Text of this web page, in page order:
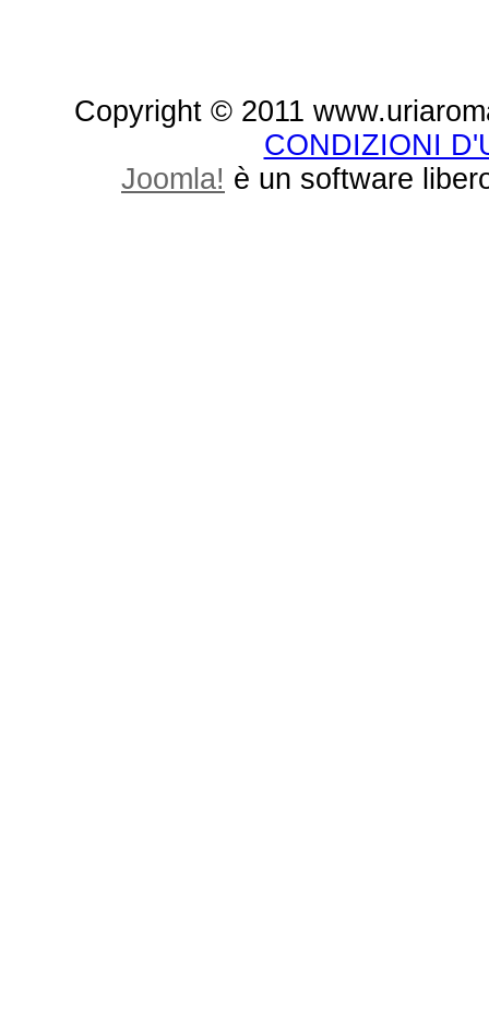
Copyright © 2011
CONDIZIONI
Joomla! è un software